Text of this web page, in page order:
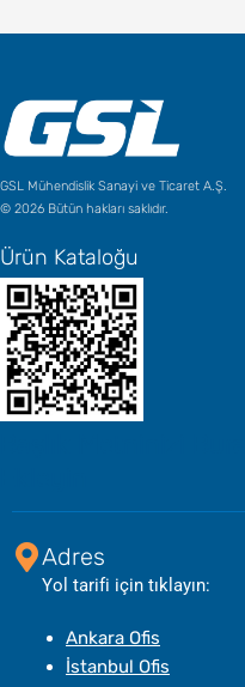
GSL Mühendislik Sanayi ve Ticaret A.Ş.
© 2026 Bütün hakları saklıdır.
Ürün Kataloğu
Adres
Yol tarifi için tıklayın:
Ankara Ofis
İstanbul Ofis